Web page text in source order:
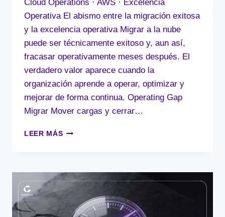
Cloud Operations · AWS · Excelencia
Operativa El abismo entre la migración exitosa
y la excelencia operativa Migrar a la nube
puede ser técnicamente exitoso y, aun así,
fracasar operativamente meses después. El
verdadero valor aparece cuando la
organización aprende a operar, optimizar y
mejorar de forma continua. Operating Gap
Migrar Mover cargas y cerrar…
LEER MÁS EL
MIGRACIÓN